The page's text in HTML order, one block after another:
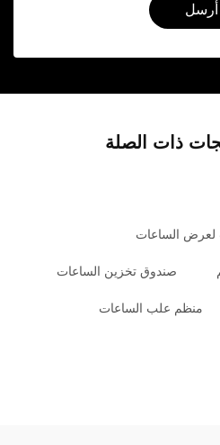
أرسل
ذات الصلة
الساعات
صندوق تخزين الساعات
منظم علب الساعات